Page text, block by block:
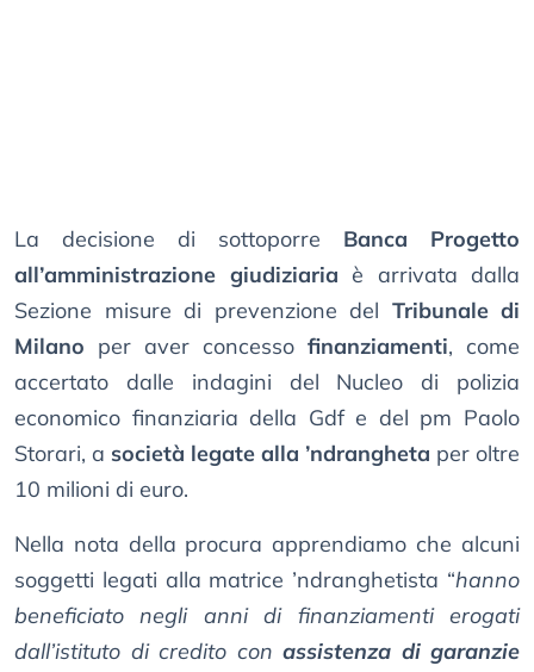
La decisione di sottoporre Banca Progetto
all’amministrazione giudiziaria è arrivata dalla
Sezione misure di prevenzione del Tribunale di
Milano per aver concesso finanziamenti, come
accertato dalle indagini del Nucleo di polizia
economico finanziaria della Gdf e del pm Paolo
Storari, a società legate alla ’ndrangheta per oltre
10 milioni di euro.
Nella nota della procura apprendiamo che alcuni
soggetti legati alla matrice ’ndranghetista “hanno
beneficiato negli anni di finanziamenti erogati
dall’istituto di credito con assistenza di garanzie